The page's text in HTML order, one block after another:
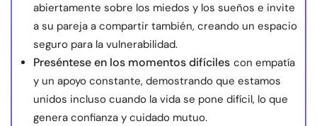
abiertamente sobre los miedos y los sueños e invite
a su pareja a compartir también, creando un espacio
seguro para la vulnerabilidad.
Preséntese en los momentos difíciles con empatía
y un apoyo constante, demostrando que estamos
unidos incluso cuando la vida se pone difícil, lo que
genera confianza y cuidado mutuo.